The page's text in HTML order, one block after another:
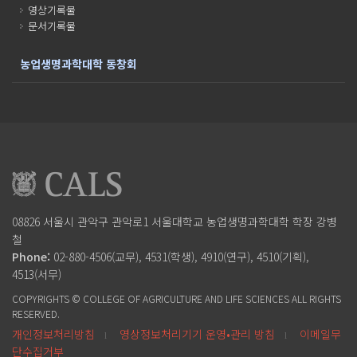
영상기록물
문서기록물
농업생명과학대학 동창회
08826 서울시 관악구 관악로1 서울대학교 농업생명과학대학 학장 강병
철
Phone: 02-880-4506(교무), 4531(학생), 4910(연구), 4510(기획),
4513(서무)
COPYRIGHTS © COLLEGE OF AGRICULTURE AND LIFE SCIENCES ALL RIGHTS
RESERVED.
개인정보처리방침 l 영상정보처리기기 운영•관리 방침 l
이메일무
단수집거부